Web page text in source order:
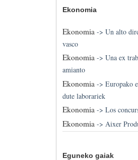
Ekonomia
Ekonomia-> Un alto
vasco
Ekonomia-> Una ex
amianto
Ekonomia -> Europako
dute laborariek
Ekonomia-> Los
Ekonomia -> Aixer
Eguneko gaiak